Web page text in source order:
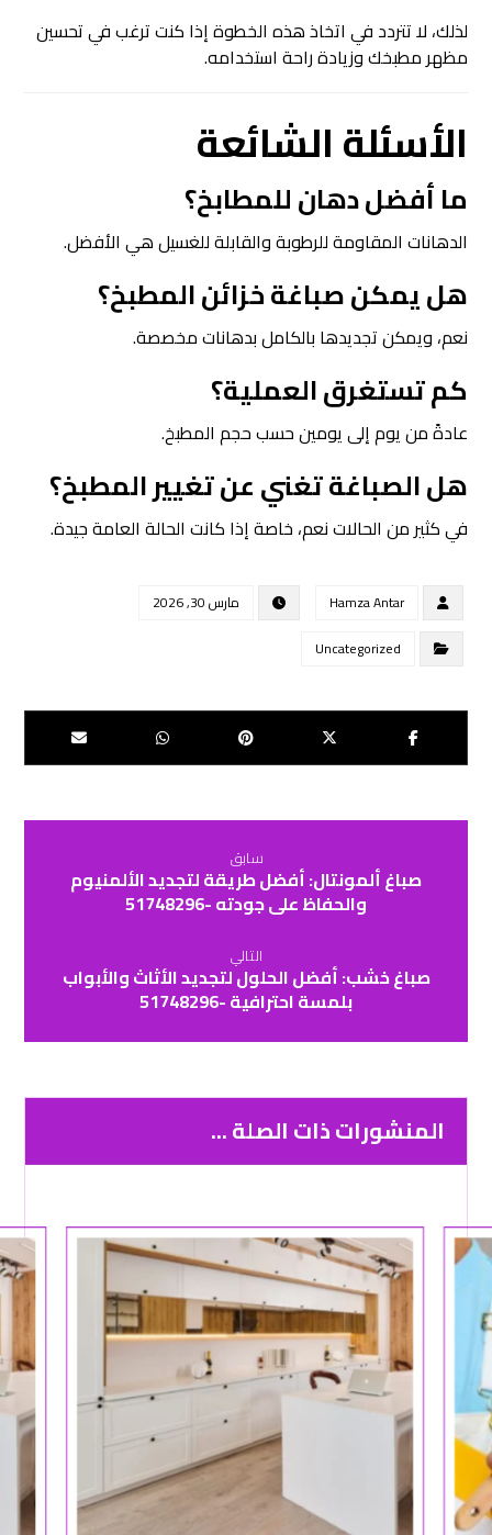
لذلك، لا تتردد في اتخاذ هذه الخطوة إذا كنت ترغب في تحسين
مظهر مطبخك وزيادة راحة استخدامه.
الأسئلة الشائعة
ما أفضل دهان للمطابخ؟
الدهانات المقاومة للرطوبة والقابلة للغسيل هي الأفضل.
هل يمكن صباغة خزائن المطبخ؟
نعم، ويمكن تجديدها بالكامل بدهانات مخصصة.
كم تستغرق العملية؟
عادةً من يوم إلى يومين حسب حجم المطبخ.
هل الصباغة تغني عن تغيير المطبخ؟
في كثير من الحالات نعم، خاصة إذا كانت الحالة العامة جيدة.
Hamza Antar
مارس 30, 2026
Uncategorized
سابق
صباغ ألمونتال: أفضل طريقة لتجديد الألمنيوم
والحفاظ على جودته -51748296
التالي
صباغ خشب: أفضل الحلول لتجديد الأثاث والأبواب
بلمسة احترافية -51748296
المنشورات ذات الصلة ...